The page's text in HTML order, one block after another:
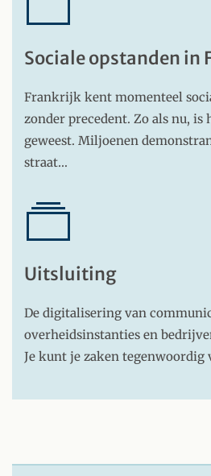
Sociale opstanden in
Frankrijk kent momenteel
zonder precedent. Zo als nu, is
geweest. Miljoenen
straat…
Uitsluiting
De digitalisering van
overheidsinstanties en
Je kunt je zaken